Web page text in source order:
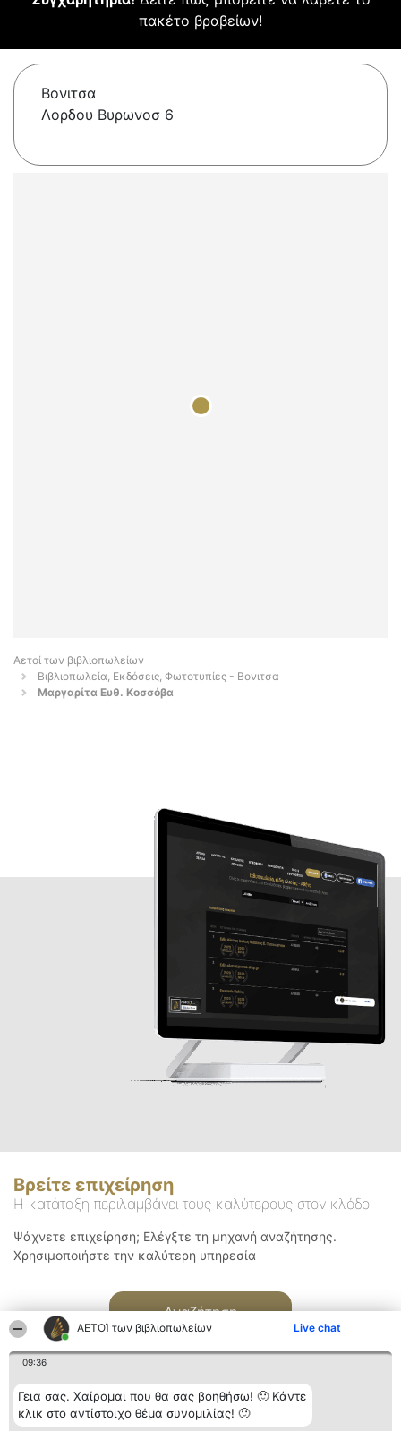
ΑΕΤΟΊ των βιβλιοπωλείων Live chat
09:36
Γεια σας. Χαίρομαι που θα σας βοηθήσω! 🙂 Κάντε
κλικ στο αντίστοιχο θέμα συνομιλίας! 🙂
πακέτο βραβείων!
Βονιτσα
Λορδου Βυρωνοσ 6
Αετοί των βιβλιοπωλείων
Βιβλιοπωλεία, Εκδόσεις, Φωτοτυπίες - Βονιτσα
Μαργαρίτα Ευθ. Κοσσόβα
Βρείτε επιχείρηση
Η κατάταξη περιλαμβάνει τους καλύτερους στον κλάδο
Ψάχνετε επιχείρηση; Ελέγξτε τη μηχανή αναζήτησης.
Χρησιμοποιήστε την καλύτερη υπηρεσία
Αναζήτηση